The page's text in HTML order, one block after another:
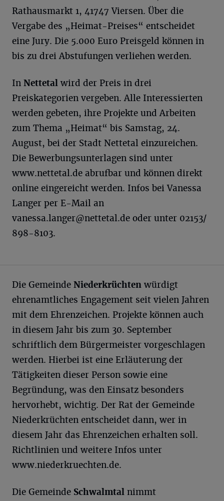
Rathausmarkt 1, 41747 Viersen. Über die
Vergabe des „Heimat-Preises“ entscheidet
eine Jury. Die 5.000 Euro Preisgeld können in
bis zu drei Abstufungen verliehen werden.
In Nettetal wird der Preis in drei
Preiskategorien vergeben. Alle Interessierten
werden gebeten, ihre Projekte und Arbeiten
zum Thema „Heimat“ bis Samstag, 24.
August, bei der Stadt Nettetal einzureichen.
Die Bewerbungsunterlagen sind unter
www.nettetal.de abrufbar und können direkt
online eingereicht werden. Infos bei Vanessa
Langer per E-Mail an
vanessa.langer@nettetal.de oder unter 02153/
898-8103.
Die Gemeinde Niederkrüchten würdigt
ehrenamtliches Engagement seit vielen Jahren
mit dem Ehrenzeichen. Projekte können auch
in diesem Jahr bis zum 30. September
schriftlich dem Bürgermeister vorgeschlagen
werden. Hierbei ist eine Erläuterung der
Tätigkeiten dieser Person sowie eine
Begründung, was den Einsatz besonders
hervorhebt, wichtig. Der Rat der Gemeinde
Niederkrüchten entscheidet dann, wer in
diesem Jahr das Ehrenzeichen erhalten soll.
Richtlinien und weitere Infos unter
www.niederkruechten.de.
Die Gemeinde Schwalmtal nimmt